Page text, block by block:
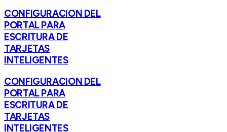
CONFIGURACION DEL
PORTAL PARA
ESCRITURA DE
TARJETAS
INTELIGENTES
CONFIGURACION DEL
PORTAL PARA
ESCRITURA DE
TARJETAS
INTELIGENTES